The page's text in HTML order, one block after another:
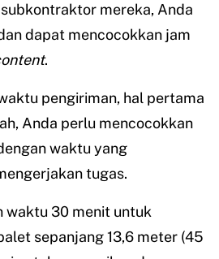
mereka, Anda
dapat mencocokkan jam
.
pengiriman, hal pertama
Anda perlu mencocokkan
waktu yang
tugas.
waktu 30 menit untuk
sepanjang 13,6 meter (45